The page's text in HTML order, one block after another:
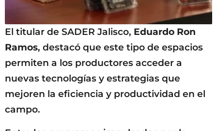
El titular de SADER Jalisco, Eduardo Ron
Ramos, destacó que este tipo de espacios
permiten a los productores acceder a
nuevas tecnologías y estrategias que
mejoren la eficiencia y productividad en el
campo.